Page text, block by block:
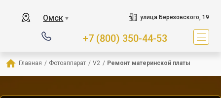
Омск ▼ улица Березовского, 19
+7 (800) 350-44-53
Главная / Фотоаппарат / V2 / Ремонт материнской платы